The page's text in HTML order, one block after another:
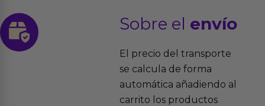
Sobre el envío
El precio del transporte
se calcula de forma
automática añadiendo al
carrito los productos